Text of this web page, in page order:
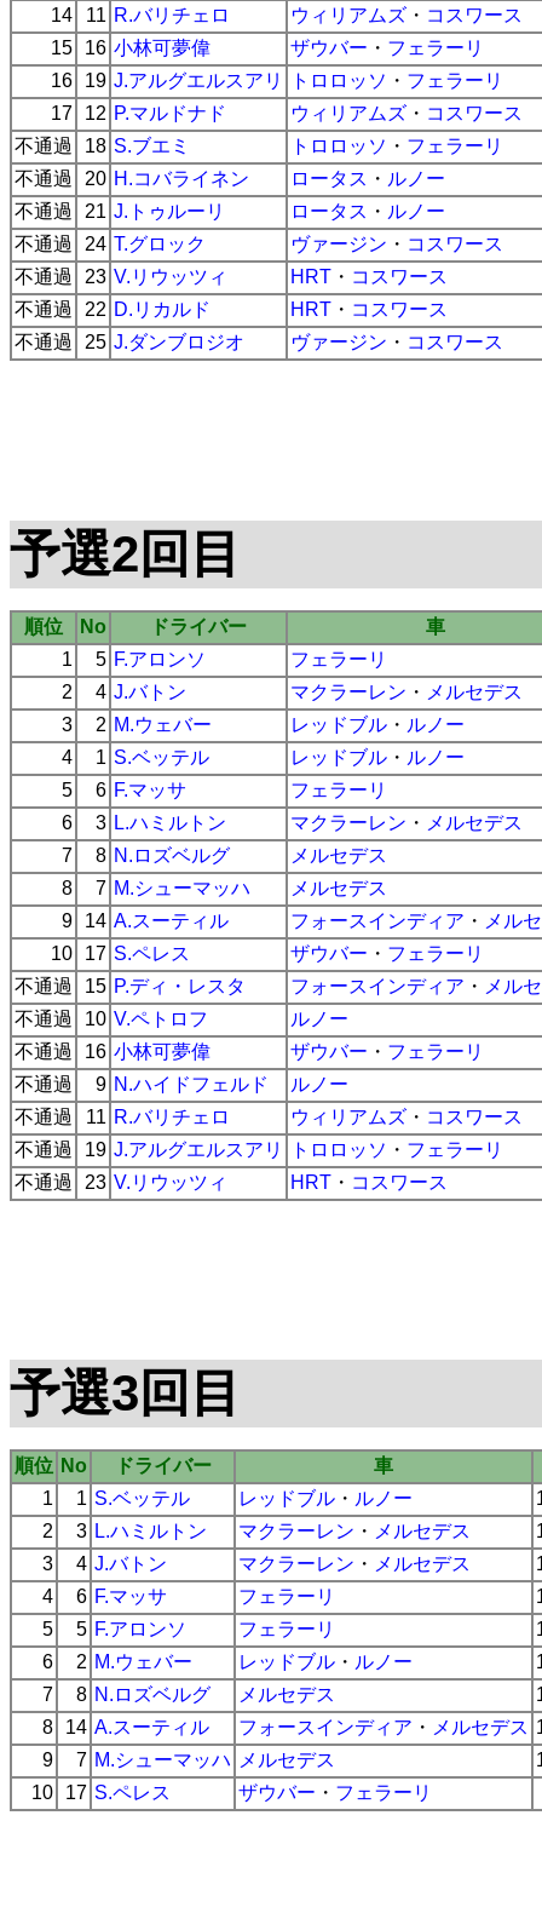
14
11 R.バリチェロ ウィリアムズ ・ コスワース
15
16 小林可夢偉 ザウバー ・ フェラーリ
16
19 J.アルグエルスアリ トロロッソ ・ フェラーリ
17
12 P.マルドナド ウィリアムズ ・ コスワース
不通過
18 S.ブエミ トロロッソ ・ フェラーリ
不通過
20 H.コバライネン ロータス ・ ルノー
不通過
21 J.トゥルーリ ロータス ・ ルノー
不通過
24 T.グロック ヴァージン ・ コスワース
不通過
23 V.リウッツィ HRT ・ コスワース
不通過
22 D.リカルド HRT ・ コスワース
不通過
25 J.ダンブロジオ ヴァージン ・ コスワース
予選2回目
順位 No ドライバー
車
1
5 F.アロンソ
フェラーリ
2
4 J.バトン マクラーレン ・ メルセデス
3
2 M.ウェバー レッドブル ・ ルノー
4
1 S.ベッテル レッドブル ・ ルノー
5
6 F.マッサ
フェラーリ
6
3 L.ハミルトン マクラーレン ・ メルセデス
7
8 N.ロズベルグ
メルセデス
8
7 M.シューマッハ
メルセデス
9
14 A.スーティル フォースインディア ・ メル
10
17 S.ペレス ザウバー ・ フェラーリ
不通過
15 P.ディ・レスタ フォースインディア ・ メル
不通過
10 V.ペトロフ
ルノー
不通過
16 小林可夢偉 ザウバー ・ フェラーリ
不通過
9 N.ハイドフェルド
ルノー
不通過
11 R.バリチェロ ウィリアムズ ・ コスワース
不通過
19 J.アルグエルスアリ トロロッソ ・ フェラーリ
不通過
23 V.リウッツィ HRT ・ コスワース
予選3回目
順位 No ドライバー
車
1
1 S.ベッテル レッドブル ・ ルノー
2
3 L.ハミルトン マクラーレン ・ メルセデス
3
4 J.バトン マクラーレン ・ メルセデス
4
6 F.マッサ フェラーリ
5
5 F.アロンソ フェラーリ
6
2 M.ウェバー レッドブル ・ ルノー
7
8 N.ロズベルグ メルセデス
8
14 A.スーティル フォースインディア ・ メルセデス
9
7 M.シューマッハ メルセデス
10
17 S.ペレス ザウバー ・ フェラーリ